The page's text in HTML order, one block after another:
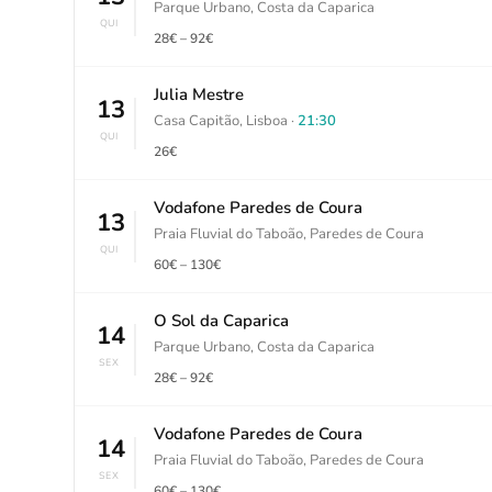
QUI
Parque Urbano, Costa da Caparica
28€ – 92€
13
QUI
Julia Mestre
Casa Capitão, Lisboa · 21:30
26€
13
QUI
Vodafone Paredes de Coura
Praia Fluvial do Taboão, Paredes de Coura
60€ – 130€
14
SEX
O Sol da Caparica
Parque Urbano, Costa da Caparica
28€ – 92€
14
SEX
Vodafone Paredes de Coura
Praia Fluvial do Taboão, Paredes de Coura